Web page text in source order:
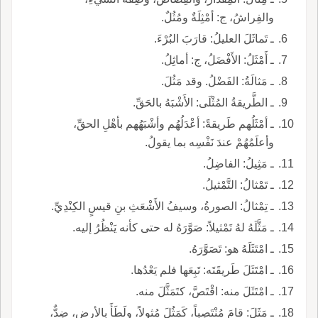
والفِراشُ، ج: أمْثِلَةٌ ومُثُلٌ.
ـ تَماثَلَ العليلُ: قارَبَ البُرْءَ.
ـ أَمْثَلُ: الأَفْضَلُ، ج: أماثِلُ.
ـ مَثالَةُ: الفَضْلُ. وقد مَثُلَ.
ـ الطَّريقةُ المُثْلَى: الأَشْبَهُ بالحَقِّ.
ـ أمْثَلُهم طَريقةً: أعْدَلُهُم وأشْبَهُهم بأهْلِ الحقِّ،
وأعلَمُهُمْ عندَ نَفْسِه بما يقولُ.
ـ مَثِيلُ: الفاضِلُ.
ـ تَمْثالُ: التَّمْثيلُ.
ـ تِمْثالُ: الصورةُ، وسيفُ الأَشْعَثِ بنِ قيسٍ الكِنْدِيِّ.
ـ مَثَّلَهُ لهُ تَمْثيلاً: صَوَّرَهُ له حتى كأنه يَنْظُرُ إليه.
ـ امْتَثَلَهُ هو: تَصَوَّرَهُ.
ـ امْتَثَلَ طَريقَتَه: تَبِعَها فلم يَعْدُها.
ـ امْتَثَلَ منه: اقْتَصَّ، كتَمَثَّلَ منه.
ـ مَثَلَ: قامَ مُنْتَصِباً، كَمَثُلَ مُثولاً، ولَطَأَ بالأرضِ، ضِدٌّ،